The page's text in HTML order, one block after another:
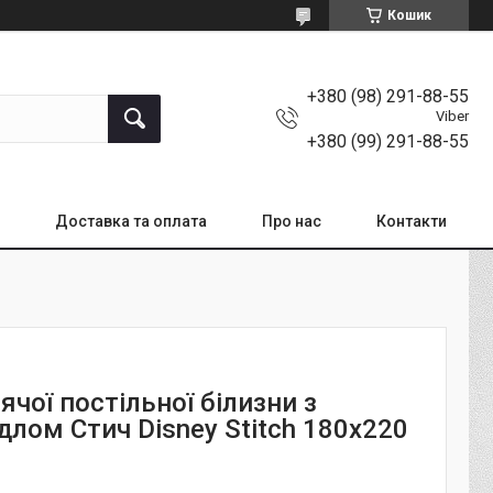
Кошик
+380 (98) 291-88-55
Viber
+380 (99) 291-88-55
Доставка та оплата Про нас Контакти
постільної білизни з
Стич Disney Stitch 180x220